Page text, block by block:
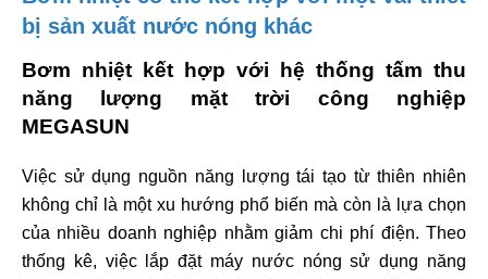
bị sản xuất nước nóng khác
Bơm nhiệt kết hợp với hệ thống tấm thu
năng lượng mặt trời công nghiệp
MEGASUN
Việc sử dụng nguồn năng lượng tái tạo từ thiên nhiên
không chỉ là một xu hướng phổ biến mà còn là lựa chọn
của nhiều doanh nghiệp nhằm giảm chi phí điện. Theo
thống kê, việc lắp đặt máy nước nóng sử dụng năng